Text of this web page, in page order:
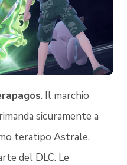
. Il marchio
sicuramente a
teratipo Astrale,
del DLC. Le